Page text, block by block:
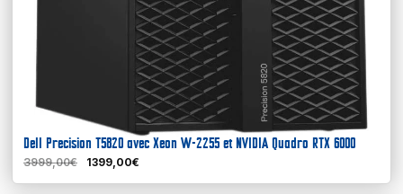
Dell Precision T5820 avec Xeon W-2255 et NVIDIA Quadro RTX 6000
3999,00€ 1399,00€